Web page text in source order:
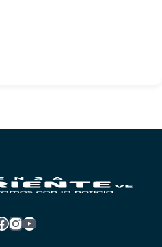
Facebook
Instagram
YouTube